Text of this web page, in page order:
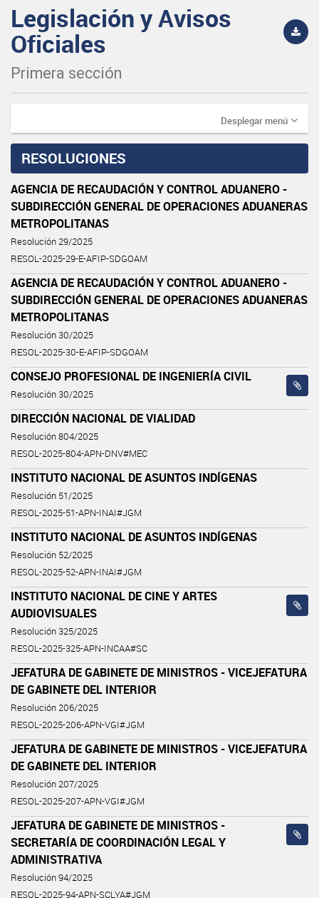
Legislación y Avisos
Oficiales
Primera sección
Desplegar menú
RESOLUCIONES
AGENCIA DE RECAUDACIÓN Y CONTROL ADUANERO -
SUBDIRECCIÓN GENERAL DE OPERACIONES ADUANERAS
METROPOLITANAS
Resolución 29/2025
RESOL-2025-29-E-AFIP-SDGOAM
AGENCIA DE RECAUDACIÓN Y CONTROL ADUANERO -
SUBDIRECCIÓN GENERAL DE OPERACIONES ADUANERAS
METROPOLITANAS
Resolución 30/2025
RESOL-2025-30-E-AFIP-SDGOAM
CONSEJO PROFESIONAL DE INGENIERÍA CIVIL
Resolución 30/2025
DIRECCIÓN NACIONAL DE VIALIDAD
Resolución 804/2025
RESOL-2025-804-APN-DNV#MEC
INSTITUTO NACIONAL DE ASUNTOS INDÍGENAS
Resolución 51/2025
RESOL-2025-51-APN-INAI#JGM
INSTITUTO NACIONAL DE ASUNTOS INDÍGENAS
Resolución 52/2025
RESOL-2025-52-APN-INAI#JGM
INSTITUTO NACIONAL DE CINE Y ARTES
AUDIOVISUALES
Resolución 325/2025
RESOL-2025-325-APN-INCAA#SC
JEFATURA DE GABINETE DE MINISTROS - VICEJEFATURA
DE GABINETE DEL INTERIOR
Resolución 206/2025
RESOL-2025-206-APN-VGI#JGM
JEFATURA DE GABINETE DE MINISTROS - VICEJEFATURA
DE GABINETE DEL INTERIOR
Resolución 207/2025
RESOL-2025-207-APN-VGI#JGM
JEFATURA DE GABINETE DE MINISTROS -
SECRETARÍA DE COORDINACIÓN LEGAL Y
ADMINISTRATIVA
Resolución 94/2025
RESOL-2025-94-APN-SCLYA#JGM